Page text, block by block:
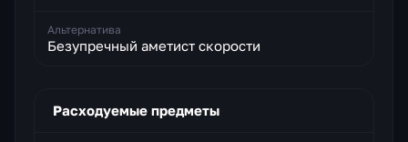
Альтернатива
Безупречный аметист скорости
Расходуемые предметы